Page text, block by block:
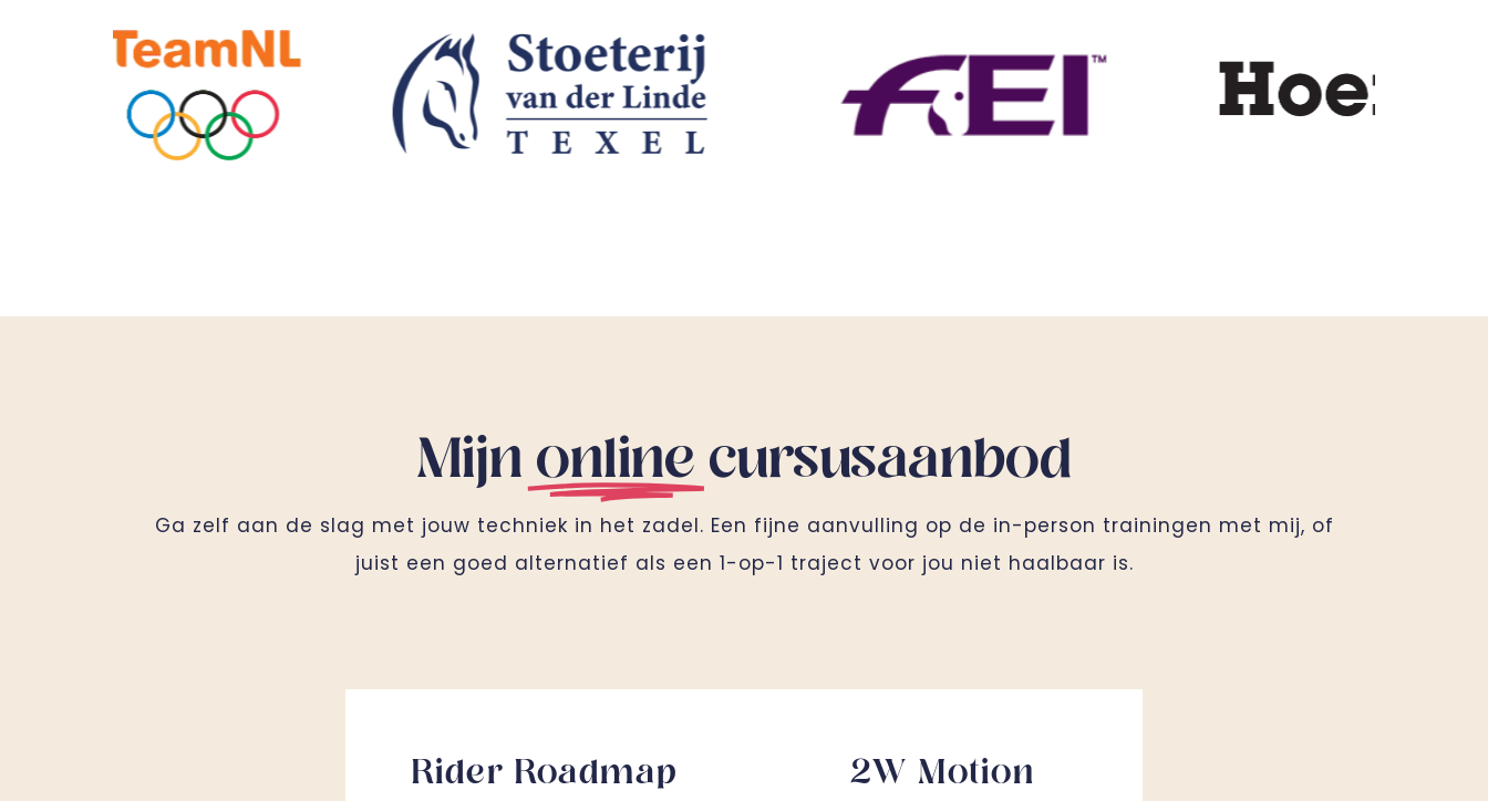
Mijnonlinecursusaanbod
Ga zelf aan de slag met jouw techniek in het zadel. Een fijne aanvulling op de in-person trainingen met mij, of
juist een goed alternatief als een 1-op-1 traject voor jou niet haalbaar is.
Rider Roadmap
2W Motion